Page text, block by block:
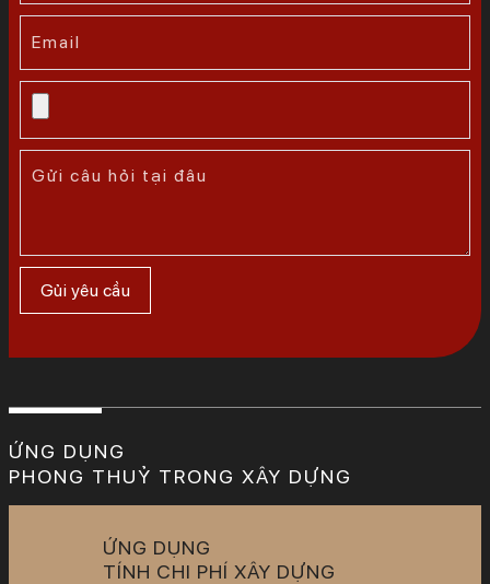
ỨNG DỤNG
PHONG THUỶ TRONG XÂY DỰNG
ỨNG DỤNG
TÍNH CHI PHÍ XÂY DỰNG